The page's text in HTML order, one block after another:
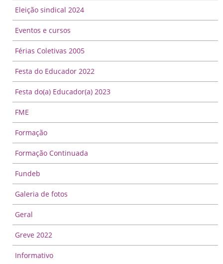
Eleição sindical 2024
Eventos e cursos
Férias Coletivas 2005
Festa do Educador 2022
Festa do(a) Educador(a) 2023
FME
Formação
Formação Continuada
Fundeb
Galeria de fotos
Geral
Greve 2022
Informativo